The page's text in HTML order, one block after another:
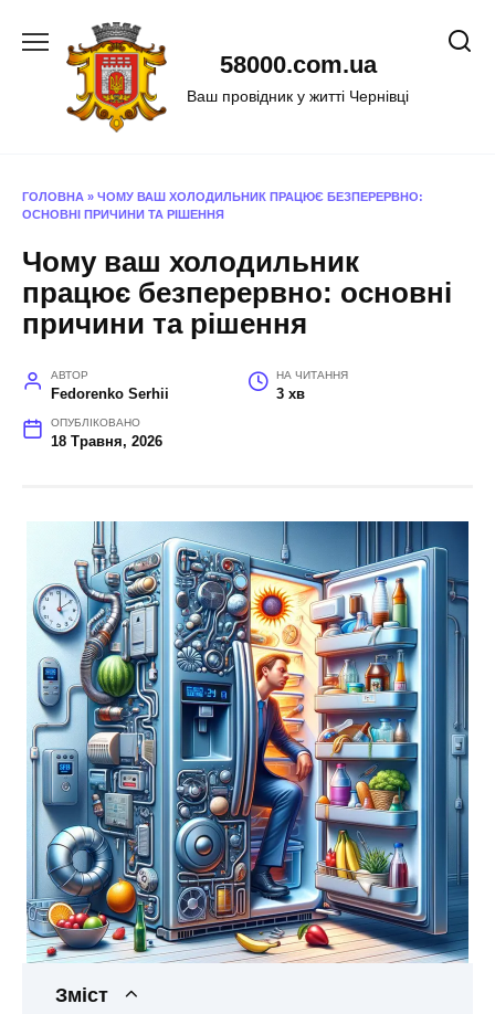
58000.com.ua
Ваш провідник у житті Чернівці
ГОЛОВНА » ЧОМУ ВАШ ХОЛОДИЛЬНИК ПРАЦЮЄ БЕЗПЕРЕРВНО:
ОСНОВНІ ПРИЧИНИ ТА РІШЕННЯ
Чому ваш холодильник
працює безперервно: основні
причини та рішення
АВТОР
Fedorenko Serhii
НА ЧИТАННЯ
3 хв
ОПУБЛІКОВАНО
18 Травня, 2026
Зміст